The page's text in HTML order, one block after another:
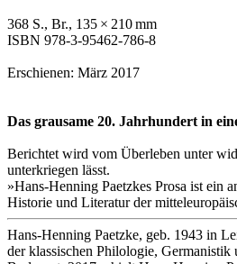
368 S., Br., 135 × 210 mm
ISBN 978-3-95462-786-8
Erschienen: März 2017
Das grausame 20. Jahrhundert in
Berichtet wird vom Überleben unter
unterkriegen lässt.
»Hans-Henning Paetzkes Prosa ist ein
Historie und Literatur der
Hans-Henning Paetzke, geb. 1943 in
der klassischen Philologie,